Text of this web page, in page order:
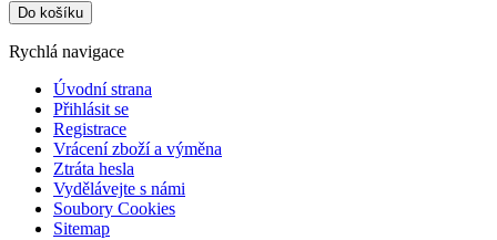
Do košíku
Rychlá navigace
Úvodní strana
Přihlásit se
Registrace
Vrácení zboží a výměna
Ztráta hesla
Vydělávejte s námi
Soubory Cookies
Sitemap